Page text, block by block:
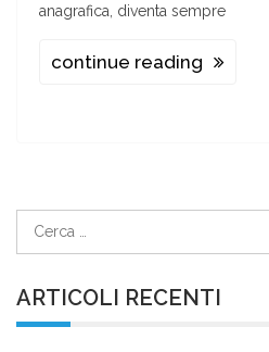
anagrafica, diventa sempre
continue reading
ARTICOLI RECENTI